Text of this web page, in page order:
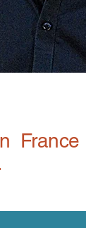
France